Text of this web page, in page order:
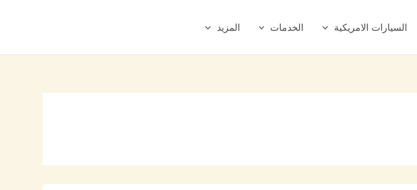
السيارات الامريكية الخدمات المزيد